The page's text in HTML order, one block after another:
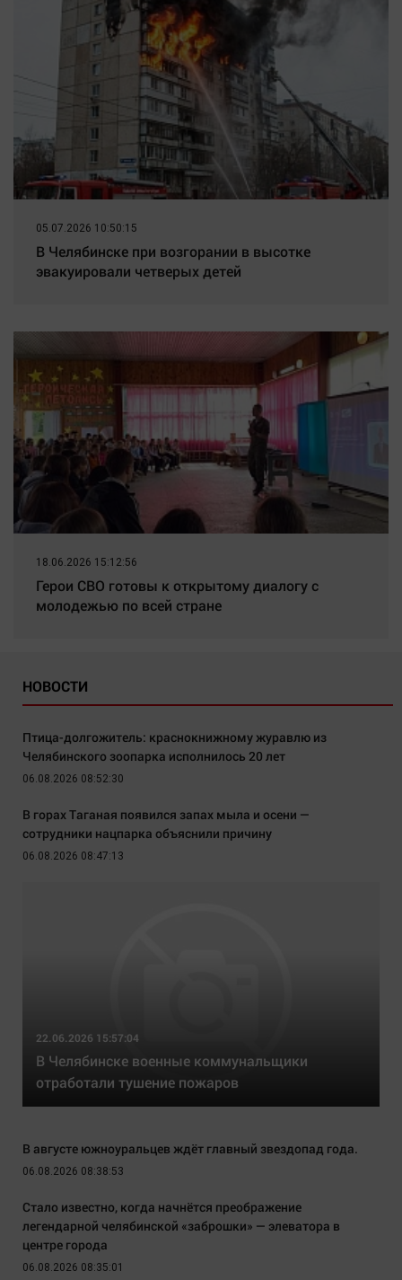
05.07.2026 10:50:15
В Челябинске при возгорании в высотке
эвакуировали четверых детей
18.06.2026 15:12:56
Герои СВО готовы к открытому диалогу с
молодежью по всей стране
НОВОСТИ
Птица-долгожитель: краснокнижному журавлю из
Челябинского зоопарка исполнилось 20 лет
06.08.2026 08:52:30
В горах Таганая появился запах мыла и осени —
сотрудники нацпарка объяснили причину
06.08.2026 08:47:13
22.06.2026 15:57:04
В Челябинске военные коммунальщики
отработали тушение пожаров
В августе южноуральцев ждёт главный звездопад года.
06.08.2026 08:38:53
Стало известно, когда начнётся преображение
легендарной челябинской «заброшки» — элеватора в
центре города
06.08.2026 08:35:01